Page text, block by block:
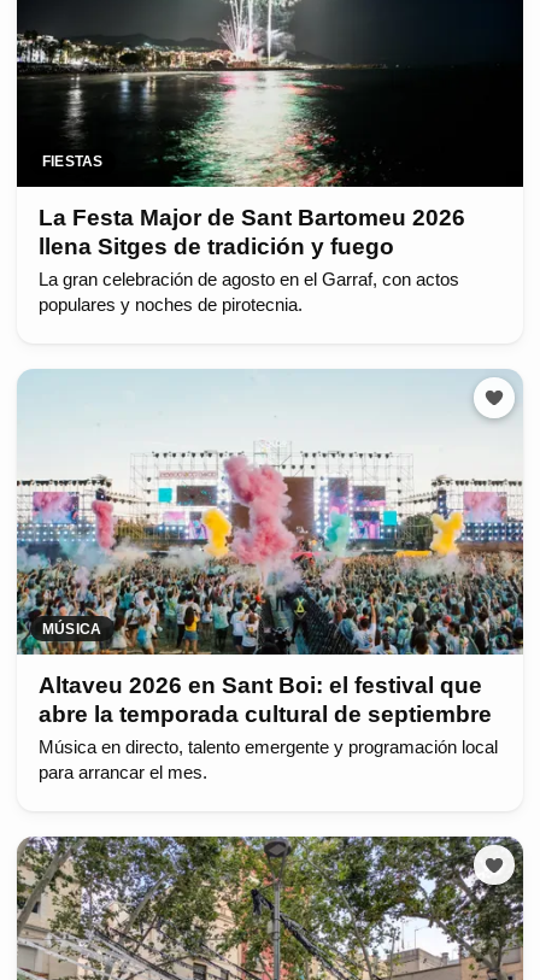
FIESTAS
La Festa Major de Sant Bartomeu 2026
llena Sitges de tradición y fuego
La gran celebración de agosto en el Garraf, con actos
populares y noches de pirotecnia.
MÚSICA
Altaveu 2026 en Sant Boi: el festival que
abre la temporada cultural de septiembre
Música en directo, talento emergente y programación local
para arrancar el mes.